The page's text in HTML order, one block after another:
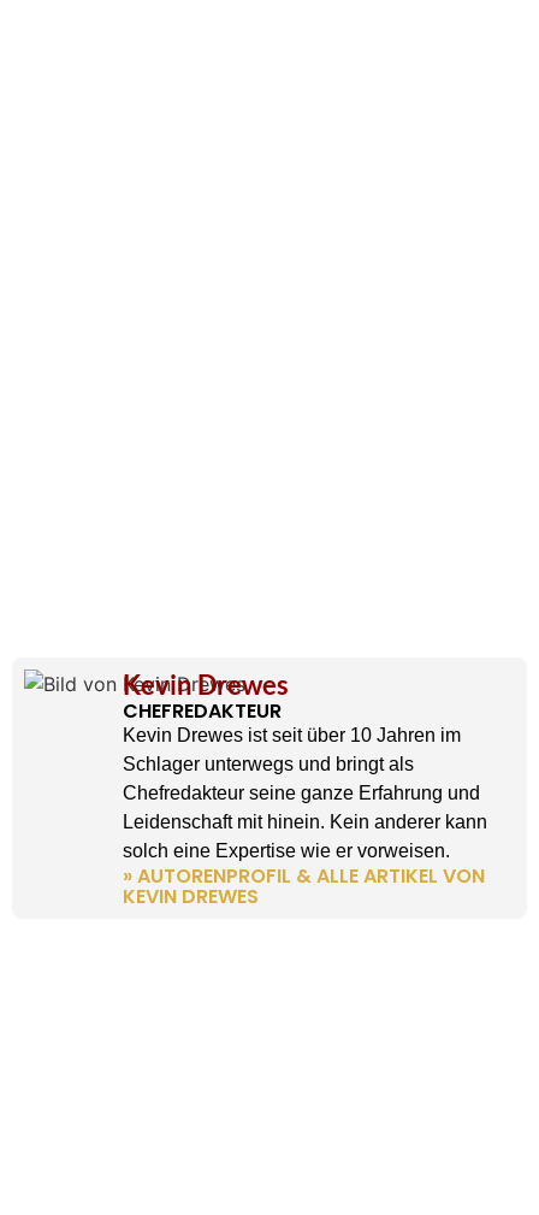
Kevin Drewes
CHEFREDAKTEUR
Kevin Drewes ist seit über 10 Jahren im
Schlager unterwegs und bringt als
Chefredakteur seine ganze Erfahrung und
Leidenschaft mit hinein. Kein anderer kann
solch eine Expertise wie er vorweisen.
» AUTORENPROFIL & ALLE ARTIKEL VON
KEVIN DREWES